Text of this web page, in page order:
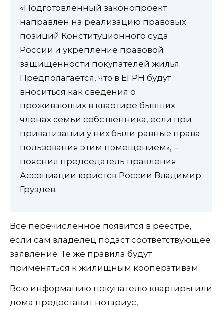
«Подготовленный законопроект
направлен на реализацию правовых
позиций Конституционного суда
России и укрепление правовой
защищенности покупателей жилья.
Предполагается, что в ЕГРН будут
вноситься как сведения о
проживающих в квартире бывших
членах семьи собственника, если при
приватизации у них были равные права
пользования этим помещением», –
пояснил председатель правления
Ассоциации юристов России Владимир
Груздев.
Все перечисленное появится в реестре,
если сам владелец подаст соответствующее
заявление. Те же правила будут
применяться к жилищным кооперативам.
Всю информацию покупателю квартиры или
дома предоставит нотариус,